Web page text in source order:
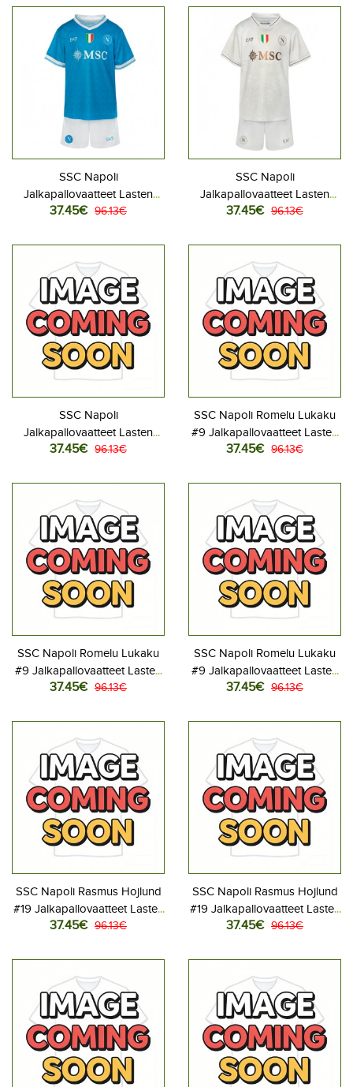
housut)
housut)
SSC Napoli
Jalkapallovaatteet Lasten
Kotipeliasu 2025-26
housut)
37.45€ 96.13€
SSC Napoli
Jalkapallovaatteet Lasten
Vieraspeliasu 2025-26
housut)
37.45€ 96.13€
SSC Napoli
Jalkapallovaatteet Lasten
Kolmas peliasu 2025-26
housut)
37.45€ 96.13€
SSC Napoli Romelu Lukaku
#9 Jalkapallovaatteet Lasten
Kotipeliasu 2025-26
housut)
37.45€ 96.13€
SSC Napoli Romelu Lukaku
#9 Jalkapallovaatteet Lasten
Vieraspeliasu 2025-26
housut)
37.45€ 96.13€
SSC Napoli Romelu Lukaku
#9 Jalkapallovaatteet Lasten
Kolmas peliasu 2025-26
housut)
37.45€ 96.13€
SSC Napoli Rasmus Hojlund
#19 Jalkapallovaatteet Lasten
Kotipeliasu 2025-26
housut)
37.45€ 96.13€
SSC Napoli Rasmus Hojlund
#19 Jalkapallovaatteet Lasten
Vieraspeliasu 2025-26
housut)
37.45€ 96.13€